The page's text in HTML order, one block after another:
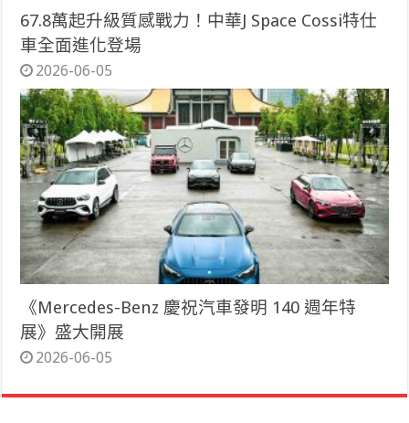
67.8萬起升級質感戰力！中華J Space Cossi特仕
車全面進化登場
2026-06-05
《Mercedes-Benz 慶祝汽車發明 140 週年特
展》盛大開展
2026-06-05